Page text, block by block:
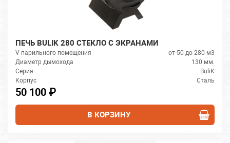
ПЕЧЬ BULIK 280 СТЕКЛО С ЭКРАНАМИ
V парильного помещения
от 50 до 280 м3
Диаметр дымохода
130 мм.
Серия
BuliK
Корпус
Сталь
50 100 ₽
В КОРЗИНУ